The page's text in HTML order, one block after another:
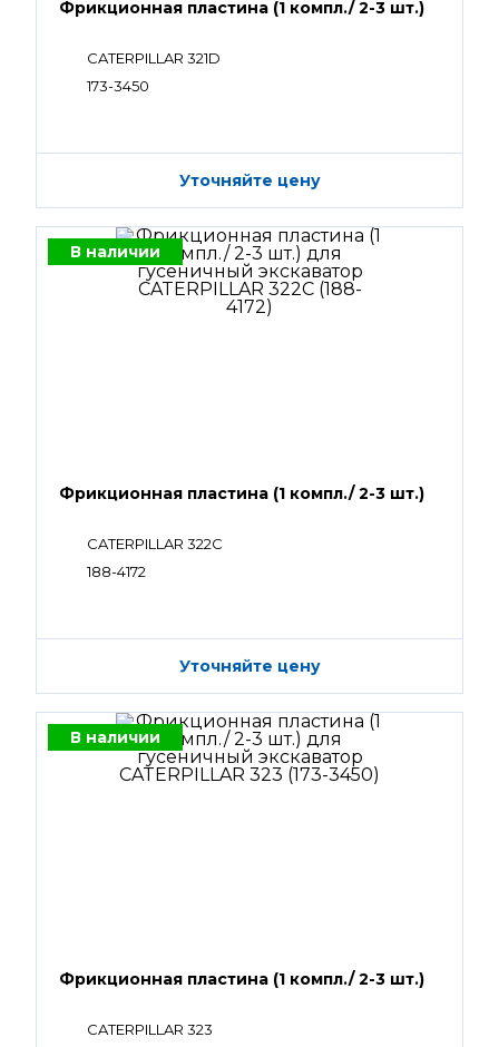
Фрикционная пластина (1 компл./ 2-3 шт.)
CATERPILLAR 321D
173-3450
Уточняйте цену
В наличии
Фрикционная пластина (1 компл./ 2-3 шт.)
CATERPILLAR 322C
188-4172
Уточняйте цену
В наличии
Фрикционная пластина (1 компл./ 2-3 шт.)
CATERPILLAR 323